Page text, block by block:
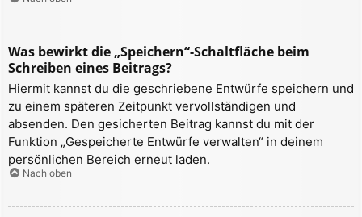
Was bewirkt die „Speichern“-Schaltfläche beim
Schreiben eines Beitrags?
Hiermit kannst du die geschriebene Entwürfe speichern und
zu einem späteren Zeitpunkt vervollständigen und
absenden. Den gesicherten Beitrag kannst du mit der
Funktion „Gespeicherte Entwürfe verwalten“ in deinem
persönlichen Bereich erneut laden.
Nach oben